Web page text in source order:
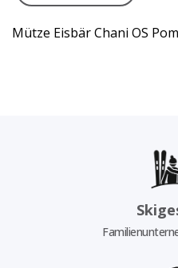
Mütze Eisbär Chani OS